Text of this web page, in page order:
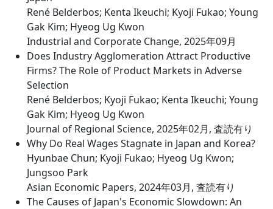
René Belderbos; Kenta Ikeuchi; Kyoji Fukao; Young
Gak Kim; Hyeog Ug Kwon
Industrial and Corporate Change, 2025年09月
Does Industry Agglomeration Attract Productive
Firms? The Role of Product Markets in Adverse
Selection
René Belderbos; Kyoji Fukao; Kenta Ikeuchi; Young
Gak Kim; Hyeog Ug Kwon
Journal of Regional Science, 2025年02月, 査読有り
Why Do Real Wages Stagnate in Japan and Korea?
Hyunbae Chun; Kyoji Fukao; Hyeog Ug Kwon;
Jungsoo Park
Asian Economic Papers, 2024年03月, 査読有り
The Causes of Japan's Economic Slowdown: An